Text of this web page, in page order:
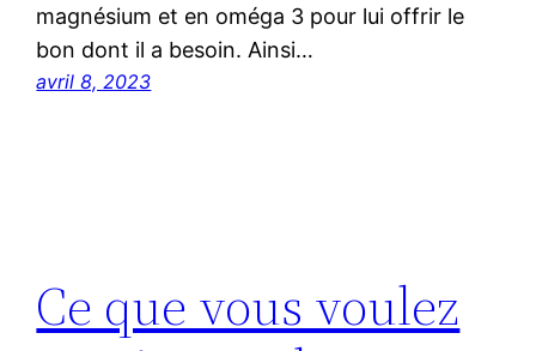
magnésium et en oméga 3 pour lui offrir le
bon dont il a besoin. Ainsi…
avril 8, 2023
Ce que vous voulez